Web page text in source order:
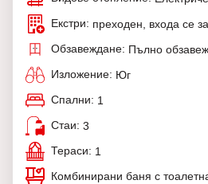
Екстри: преходен, входа се
Обзавеждане: Пълно
Изложение: Юг
Спални: 1
Стаи: 3
Тераси: 1
Комбинирани баня с